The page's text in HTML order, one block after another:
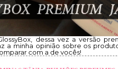
dessa vez a versão
a minha opinião sobre os
com a de vocês!